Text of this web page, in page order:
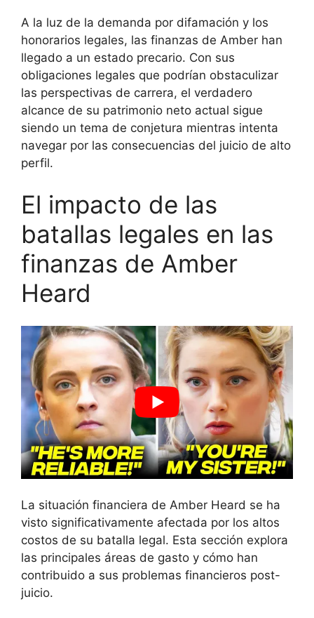
A la luz de la demanda por difamación y los
honorarios legales, las finanzas de Amber han
llegado a un estado precario. Con sus
obligaciones legales que podrían obstaculizar
las perspectivas de carrera, el verdadero
alcance de su patrimonio neto actual sigue
siendo un tema de conjetura mientras intenta
navegar por las consecuencias del juicio de alto
perfil.
El impacto de las
batallas legales en las
finanzas de Amber
Heard
La situación financiera de Amber Heard se ha
visto significativamente afectada por los altos
costos de su batalla legal. Esta sección explora
las principales áreas de gasto y cómo han
contribuido a sus problemas financieros post-
juicio.